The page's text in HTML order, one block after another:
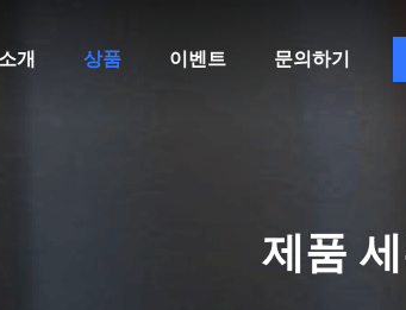
개 상품 이벤트 문의하기
제품